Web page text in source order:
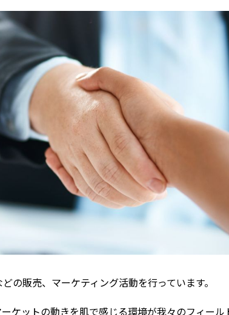
の販売、マーケティング活動を行っています。
ットの動きを肌で感じる環境が我々のフィール